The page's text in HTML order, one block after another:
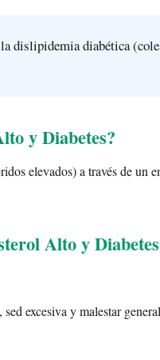
dislipidemia diabética
y Diabetes?
elevados) a través de un
Alto y Diabetes
excesiva y malestar